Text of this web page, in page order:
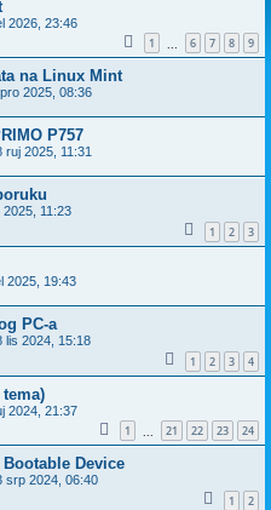
2026, 23:46
1 6 7 8 9
na Linux Mint
2025, 08:36
P757
ruj 2025, 11:31
2025, 11:23
1 2 3
2025, 19:43
PC-a
lis 2024, 15:18
1 2 3 4
2024, 21:37
1 21 22 23 24
Device
srp 2024, 06:40
1 2